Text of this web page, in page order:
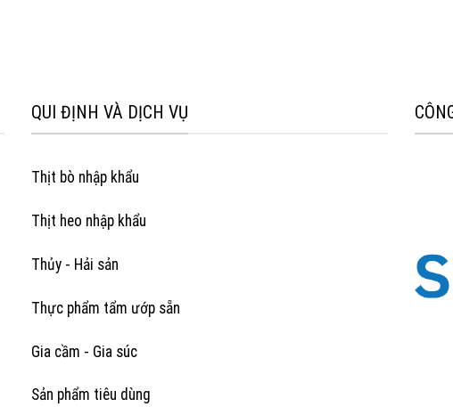
QUI ĐỊNH VÀ DỊCH VỤ
Thịt bò nhập khẩu
Thịt heo nhập khẩu
Thủy - Hải sản
Thực phẩm tẩm ướp sẵn
Gia cầm - Gia súc
Sản phẩm tiêu dùng